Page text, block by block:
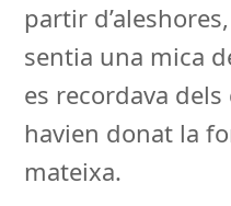
partir
sentia una mica
es recordava
havien donat la
mateixa.